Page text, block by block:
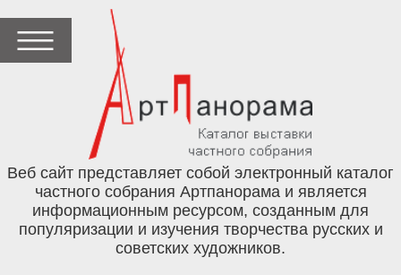
Веб сайт представляет собой электронный каталог
частного собрания Артпанорама и является
информационным ресурсом, созданным для
популяризации и изучения творчества русских и
советских художников.